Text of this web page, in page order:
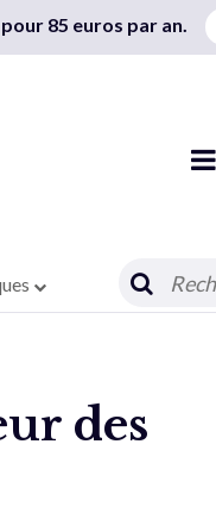
85 euros par an.
des